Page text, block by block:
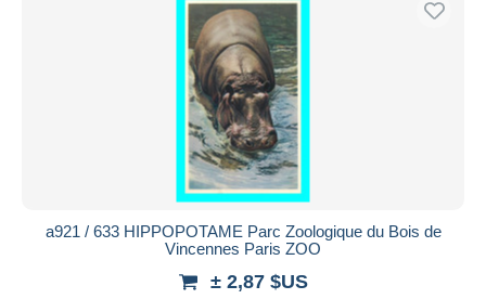
Appliquer
a921 / 633 HIPPOPOTAME Parc Zoologique du Bois de
Vincennes Paris ZOO
± 2,87 $US